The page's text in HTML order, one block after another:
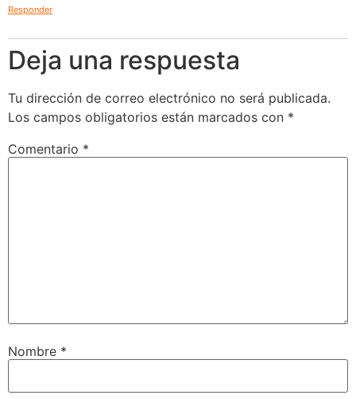
Responder
Deja una respuesta
Tu dirección de correo electrónico no será publicada.
Los campos obligatorios están marcados con *
Comentario *
Nombre *